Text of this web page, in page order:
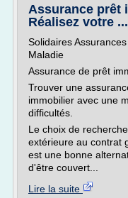
Assurance prêt
Réalisez votre ...
Solidaires
Maladie
Assurance de prêt
Trouver une
immobilier avec une
difficultés.
Le choix de
extérieure au contrat
est une bonne
d'être couvert...
Lire la suite